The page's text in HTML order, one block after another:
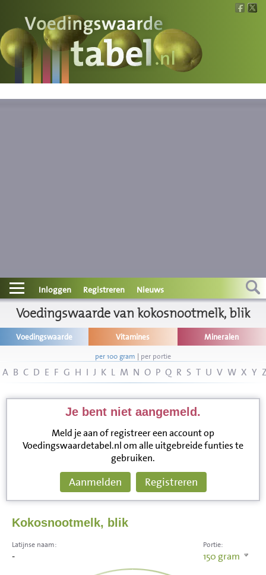
Voedingswaarde
Wat is wat?
Contact
Informatie
Disclaimer
Inloggen Registreren Nieuws
Voedingswaarde van kokosnootmelk, blik
Voedingswaarde Vitamines Mineralen
per 100 gram | per portie
A B C D E F G H I J K L M N O P Q R S T U V W X Y
Je bent niet aangemeld.
Meld je aan of registreer een account op
Voedingswaardetabel.nl om alle uitgebreide funties te
gebruiken.
Aanmelden Registreren
Kokosnootmelk, blik
Portie:
150 gram
Latijnse naam:
-